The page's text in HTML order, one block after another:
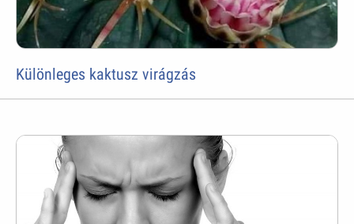
Különleges kaktusz virágzás